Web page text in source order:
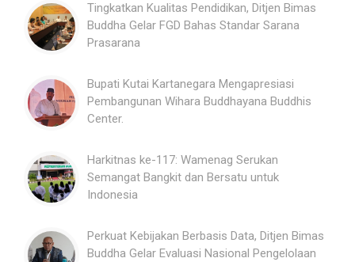
Tingkatkan Kualitas Pendidikan, Ditjen Bimas
Buddha Gelar FGD Bahas Standar Sarana
Prasarana
Bupati Kutai Kartanegara Mengapresiasi
Pembangunan Wihara Buddhayana Buddhis
Center.
Harkitnas ke-117: Wamenag Serukan
Semangat Bangkit dan Bersatu untuk
Indonesia
Perkuat Kebijakan Berbasis Data, Ditjen Bimas
Buddha Gelar Evaluasi Nasional Pengelolaan